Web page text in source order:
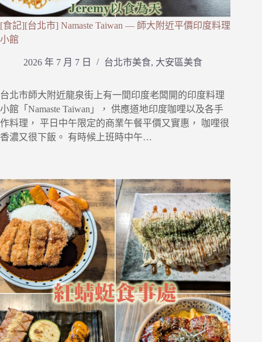
[食記][台北市] Namaste Taiwan — 師大附近平價印度料理
小館
2026 年 7 月 7 日 台北市美食, 大安區美食
台北市師大附近龍泉街上有一間印度老闆開的印度料理
小館「Namaste Taiwan」， 供應道地印度咖哩以及各手
作料理， 平日中午限定的商業午餐平價又實惠， 咖哩很
香濃又很下飯。 有時候上班時中午…